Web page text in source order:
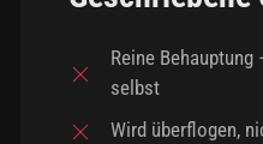
Reine
selbst
Wird überflogen,